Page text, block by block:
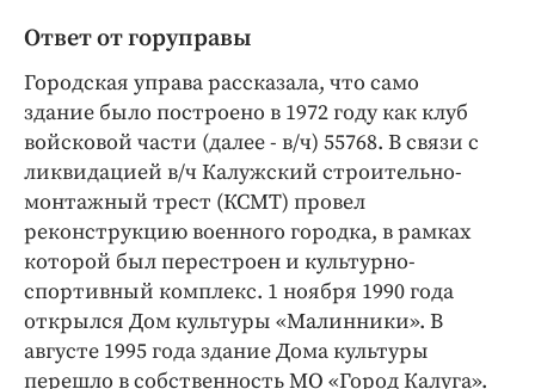
Ответ от горуправы
Городская управа рассказала, что само
здание было построено в 1972 году как клуб
войсковой части (далее - в/ч) 55768. В связи с
ликвидацией в/ч Калужский строительно-
монтажный трест (КСМТ) провел
реконструкцию военного городка, в рамках
которой был перестроен и культурно-
спортивный комплекс. 1 ноября 1990 года
открылся Дом культуры «Малинники». В
августе 1995 года здание Дома культуры
перешло в собственность МО «Город Калуга».